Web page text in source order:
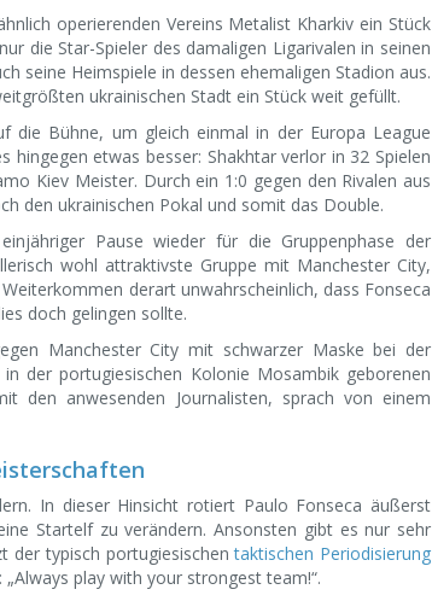
operierenden Vereins Metalist Kharkiv ein Stück
die Star-Spieler des damaligen Ligarivalen in seinen
seine Heimspiele in dessen ehemaligen Stadion aus.
ukrainischen Stadt ein Stück weit gefüllt.
die Bühne, um gleich einmal in der Europa League
hingegen etwas besser: Shakhtar verlor in 32 Spielen
Kiev Meister. Durch ein 1:0 gegen den Rivalen aus
den ukrainischen Pokal und somit das Double.
Pause wieder für die Gruppenphase der
wohl attraktivste Gruppe mit Manchester City,
derart unwahrscheinlich, dass Fonseca
doch gelingen sollte.
Manchester City mit schwarzer Maske bei der
der portugiesischen Kolonie Mosambik geborenen
den anwesenden Journalisten, sprach von einem
In dieser Hinsicht rotiert Paulo Fonseca äußerst
Startelf zu verändern. Ansonsten gibt es nur sehr
der typisch portugiesischentaktischen Periodisierung
„Always play with your strongest team!“.